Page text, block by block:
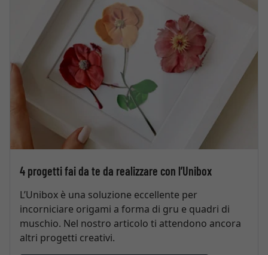
4 progetti fai da te da realizzare con l’Unibox
L’Unibox è una soluzione eccellente per
incorniciare origami a forma di gru e quadri di
muschio. Nel nostro articolo ti attendono ancora
altri progetti creativi.